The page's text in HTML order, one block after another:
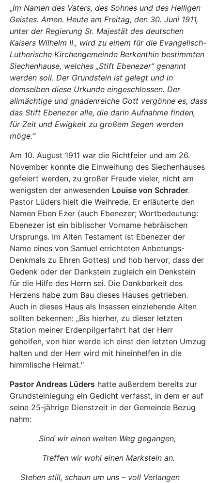
„Im Namen des Vaters, des Sohnes und des Heiligen
Geistes. Amen. Heute am Freitag, den 30. Juni 1911,
unter der Regierung Sr. Majestät des deutschen
Kaisers Wilhelm II., wird zu einem für die Evangelisch-
Lutherische Kirchengemeinde Berkenthin bestimmten
Siechenhause, welches „Stift Ebenezer“ genannt
werden soll. Der Grundstein ist gelegt und in
demselben diese Urkunde eingeschlossen. Der
allmächtige und gnadenreiche Gott vergönne es, dass
das Stift Ebenezer alle, die darin Aufnahme finden,
für Zeit und Ewigkeit zu großem Segen werden
möge.“
Am 10. August 1911 war die Richtfeier und am 26.
November konnte die Einweihung des Siechenhauses
gefeiert werden, zu großer Freude vieler, nicht am
wenigsten der anwesenden Louise von Schrader.
Pastor Lüders hielt die Weihrede. Er erläuterte den
Namen Eben Ezer (auch Ebenezer; Wortbedeutung:
Ebenezer ist ein biblischer Vorname hebräischen
Ursprungs. Im Alten Testament ist Ebenezer der
Name eines von Samuel errichteten Anbetungs-
Denkmals zu Ehren Gottes) und hob hervor, dass der
Gedenk oder der Dankstein zugleich ein Denkstein
für die Hilfe des Herrn sei. Die Dankbarkeit des
Herzens habe zum Bau dieses Hauses getrieben.
Auch in dieses Haus als Insassen einziehende Alten
sollten bekennen: „Bis hierher, zu dieser letzten
Station meiner Erdenpilgerfahrt hat der Herr
geholfen, von hier werde ich einst den letzten Umzug
halten und der Herr wird mit hineinhelfen in die
himmlische Heimat.“
Pastor Andreas Lüders hatte außerdem bereits zur
Grundsteinlegung ein Gedicht verfasst, in dem er auf
seine 25-jährige Dienstzeit in der Gemeinde Bezug
nahm:
Sind wir einen weiten Weg gegangen,
Treffen wir wohl einen Markstein an.
Stehen still, schaun um uns – voll Verlangen